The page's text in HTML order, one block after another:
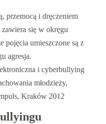
i cyberbullying
młodzieży,
Kraków 2012